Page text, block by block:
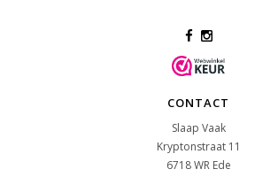
CONTACT
Slaap Vaak
Kryptonstraat 11
6718 WR Ede